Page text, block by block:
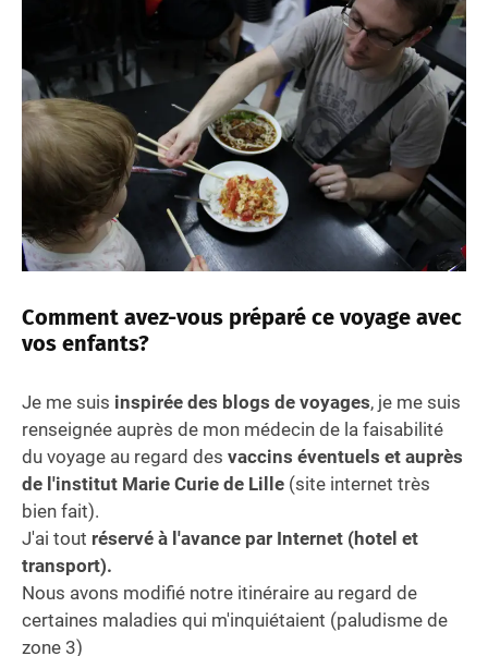
Comment avez-vous préparé ce voyage avec
vos enfants?
Je me suis inspirée des blogs de voyages, je me suis
renseignée auprès de mon médecin de la faisabilité
du voyage au regard des vaccins éventuels et auprès
de l'institut Marie Curie de Lille (site internet très
bien fait).
J'ai tout réservé à l'avance par Internet (hotel et
transport).
Nous avons modifié notre itinéraire au regard de
certaines maladies qui m'inquiétaient (paludisme de
zone 3)